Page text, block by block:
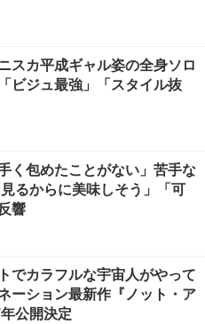
スカ平成ギャル姿の全身ソロ
ビジュ最強」「スタイル抜
く包めたことがない」苦手な
るからに美味しそう」「可
響
でカラフルな宇宙人がやって
ーション最新作『ノット・ア
公開決定